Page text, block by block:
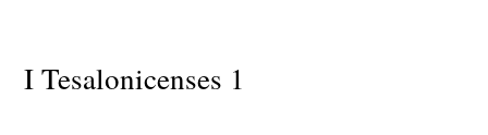
I Tesalonicenses 1